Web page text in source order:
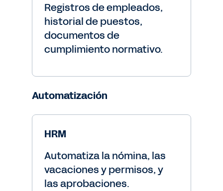
Registros de empleados,
historial de puestos,
documentos de
cumplimiento normativo.
Automatización
HRM
Automatiza la nómina, las
vacaciones y permisos, y
las aprobaciones.